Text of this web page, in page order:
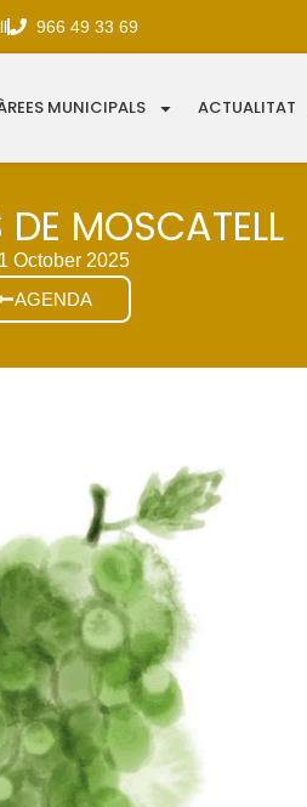
966 49 33 69
MUNICIPALS ACTUALITAT
DE MOSCATELL
October 2025
AGENDA